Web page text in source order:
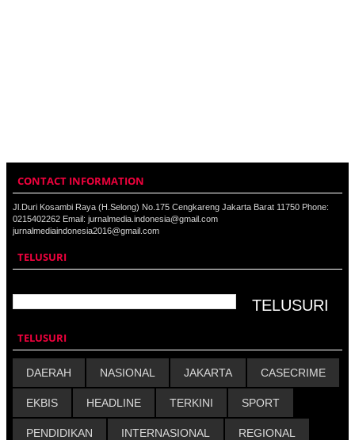
CONTACT INFORMATION
Jl.Duri Kosambi Raya (H.Selong) No.175 Cengkareng Jakarta Barat 11750 Phone:
0215402262 Email: jurnalmedia.indonesia@gmail.com
jurnalmediaindonesia2016@gmail.com
TELUSURI
TELUSURI
DAERAH NASIONAL JAKARTA CASECRIME
EKBIS HEADLINE TERKINI SPORT
PENDIDIKAN INTERNASIONAL REGIONAL